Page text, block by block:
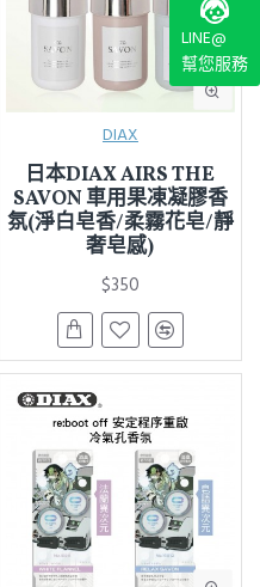
DIAX
日本DIAX AIRS THE
SAVON 車用果凍凝膠香
氛(淨白皂香/柔霧花皂/靜
奢皂感)
$350
LINE@
幫您服務